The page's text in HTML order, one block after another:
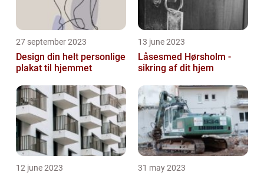
27 september 2023
Design din helt personlige
plakat til hjemmet
13 june 2023
Låsesmed Hørsholm -
sikring af dit hjem
12 june 2023 31 may 2023